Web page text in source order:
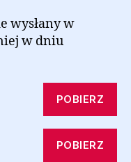
wysłany w
w dniu
POBIERZ
POBIERZ